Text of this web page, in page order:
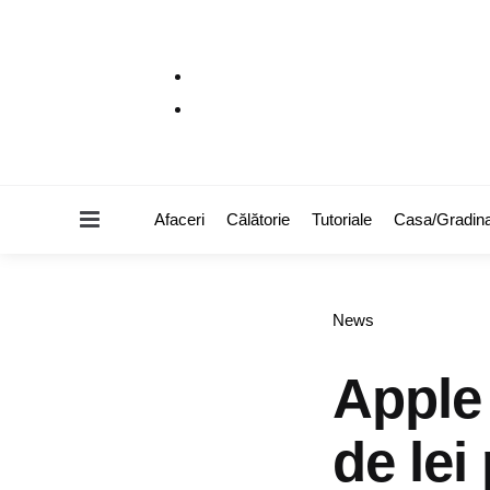
Afaceri Călătorie Tutoriale Casa/
Categories
News
de lei